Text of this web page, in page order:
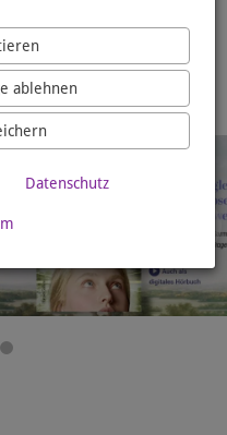
ablehnen
Datenschutz